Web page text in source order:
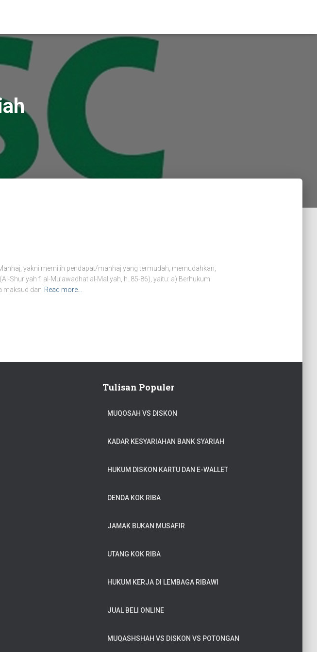
yakni memilih pendapat/manhaj yang termudah, memudahkan,
fi al-Mu’awadhat al-Maliyah, h. 85-86), yaitu: a) Berhukum
maksud dan Read more…
Tulisan Populer
MUQOSAH VS DISKON
KADAR KESYARIAHAN BANK SYARIAH
HUKUM DISKON KARTU DAN E-WALLET
DENDA KOK RIBA
JAMAK BUKAN MUSAFIR
UTANG KOK RIBA
HUKUM KERJA DI LEMBAGA RIBAWI
JUAL BELI ONLINE
MUQASHSHAH VS DISKON VS POTONGAN